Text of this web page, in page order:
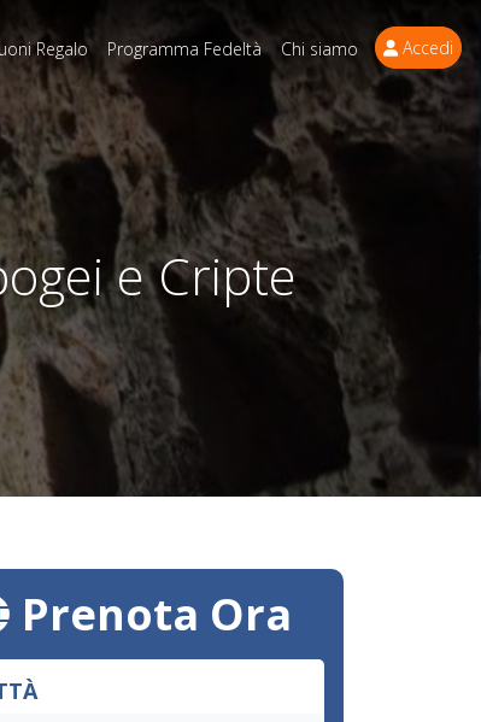
Regalo Programma Fedeltà Chi siamo Accedi
e Cripte
Prenota Ora